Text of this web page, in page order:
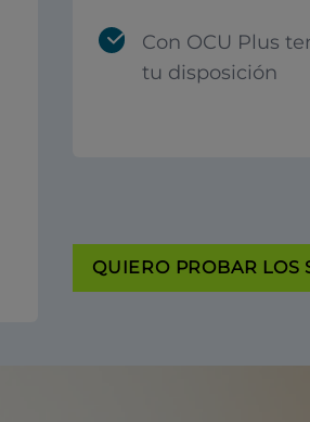
Con OCU Plus
tu disposición
QUIERO PROBAR LOS